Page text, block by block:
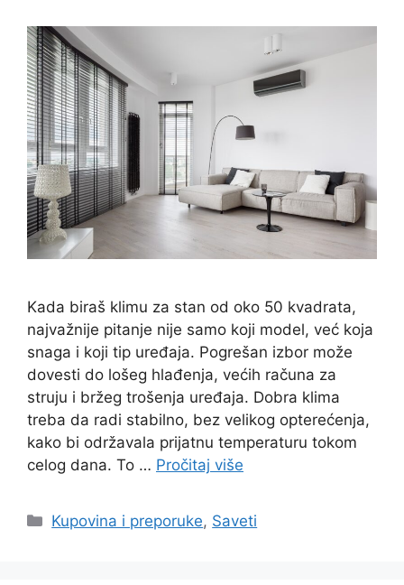
Kada biraš klimu za stan od oko 50 kvadrata,
najvažnije pitanje nije samo koji model, već koja
snaga i koji tip uređaja. Pogrešan izbor može
dovesti do lošeg hlađenja, većih računa za
struju i bržeg trošenja uređaja. Dobra klima
treba da radi stabilno, bez velikog opterećenja,
kako bi održavala prijatnu temperaturu tokom
celog dana. To … Pročitaj više
Categories
Kupovina i preporuke, Saveti